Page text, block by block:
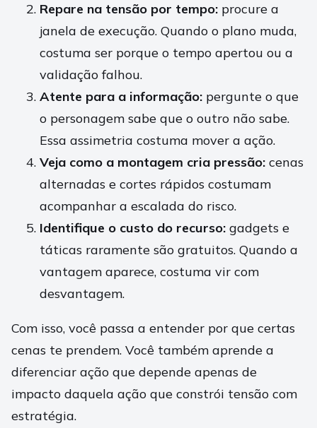
Repare na tensão por tempo: procure a
janela de execução. Quando o plano muda,
costuma ser porque o tempo apertou ou a
validação falhou.
Atente para a informação: pergunte o que
o personagem sabe que o outro não sabe.
Essa assimetria costuma mover a ação.
Veja como a montagem cria pressão: cenas
alternadas e cortes rápidos costumam
acompanhar a escalada do risco.
Identifique o custo do recurso: gadgets e
táticas raramente são gratuitos. Quando a
vantagem aparece, costuma vir com
desvantagem.
Com isso, você passa a entender por que certas
cenas te prendem. Você também aprende a
diferenciar ação que depende apenas de
impacto daquela ação que constrói tensão com
estratégia.